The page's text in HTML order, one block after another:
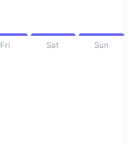
Fri Sat Sun